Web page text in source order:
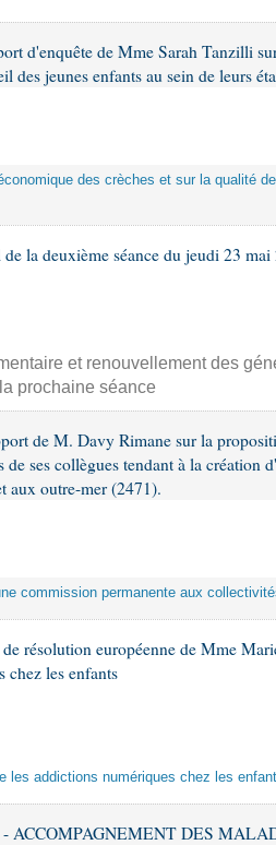
des lois
des lois
d'enquête de Mme Sarah Tanzilli
des jeunes enfants au sein de leurs
des crèches et sur la qualité
la deuxième séance du jeudi 23 mai
et renouvellement des
prochaine séance
de M. Davy Rimane sur la
ses collègues tendant à la création
aux outre-mer (2471).
commission permanente aux
résolution européenne de Mme
chez les enfants
les addictions numériques chez les
- ACCOMPAGNEMENT DES